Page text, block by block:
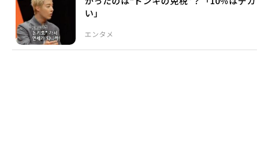
エンタメ
い」